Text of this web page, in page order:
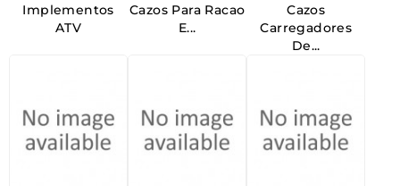
Implementos
ATV
Cazos Para Racao
E...
Cazos
Carregadores
De...